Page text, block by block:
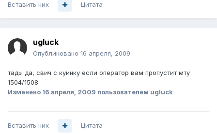
Вставить ник Цитата
ugluck
Опубликовано 16 апреля, 2009
тады да, свич с куинку если оператор вам пропустит мту
1504/1508
Изменено 16 апреля, 2009 пользователем ugluck
Вставить ник Цитата